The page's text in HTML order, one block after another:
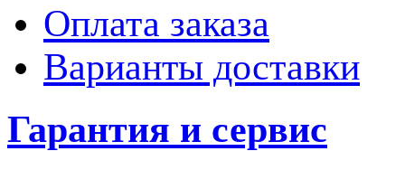
Оплата заказа
Варианты доставки
Гарантия и сервис